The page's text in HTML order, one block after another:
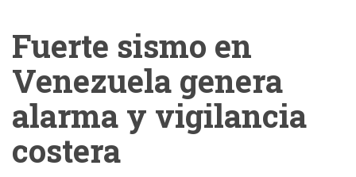
Fuerte sismo en
Venezuela genera
alarma y vigilancia
costera